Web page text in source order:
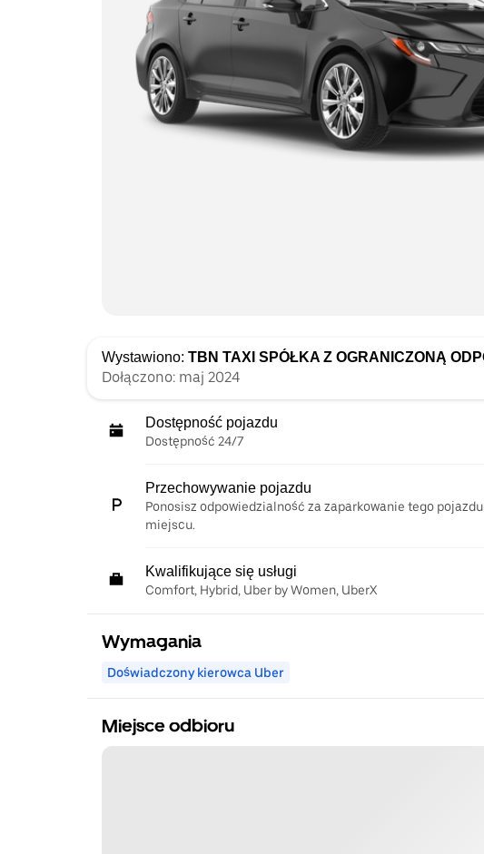
Wystawiono: TBN TAXI SPÓŁKA Z OGRANICZONĄ
Dołączono: maj 2024
Dostępność pojazdu
Dostępność 24/7
Przechowywanie pojazdu
Ponosisz odpowiedzialność za zaparkowanie tego
miejscu.
Kwalifikujące się usługi
Comfort, Hybrid, Uber by Women, UberX
Wymagania
Doświadczony kierowca Uber
Miejsce odbioru